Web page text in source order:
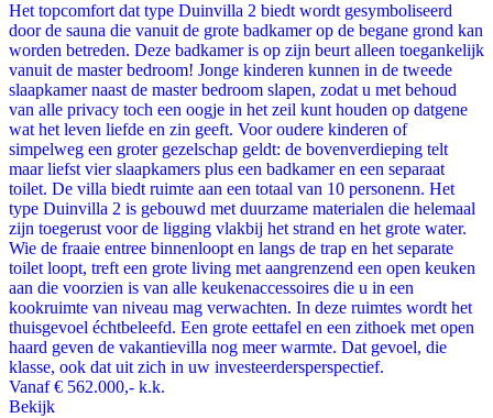
Het topcomfort dat type Duinvilla 2 biedt wordt gesymboliseerd
door de sauna die vanuit de grote badkamer op de begane grond kan
worden betreden. Deze badkamer is op zijn beurt alleen toegankelijk
vanuit de master bedroom! Jonge kinderen kunnen in de tweede
slaapkamer naast de master bedroom slapen, zodat u met behoud
van alle privacy toch een oogje in het zeil kunt houden op datgene
wat het leven liefde en zin geeft. Voor oudere kinderen of
simpelweg een groter gezelschap geldt: de bovenverdieping telt
maar liefst vier slaapkamers plus een badkamer en een separaat
toilet. De villa biedt ruimte aan een totaal van 10 personenn. Het
type Duinvilla 2 is gebouwd met duurzame materialen die helemaal
zijn toegerust voor de ligging vlakbij het strand en het grote water.
Wie de fraaie entree binnenloopt en langs de trap en het separate
toilet loopt, treft een grote living met aangrenzend een open keuken
aan die voorzien is van alle keukenaccessoires die u in een
kookruimte van niveau mag verwachten. In deze ruimtes wordt het
thuisgevoel échtbeleefd. Een grote eettafel en een zithoek met open
haard geven de vakantievilla nog meer warmte. Dat gevoel, die
klasse, ook dat uit zich in uw investeerdersperspectief.
Vanaf € 562.000,- k.k.
Bekijk